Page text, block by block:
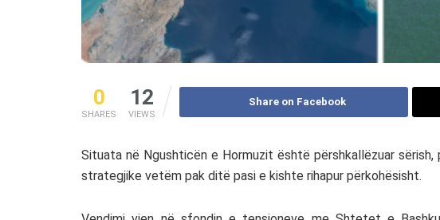
0
SHARES
12
VIEWS
Share on Facebook
Situata në Ngushticën e Hormuzit është përshkallëzuar
strategjike vetëm pak ditë pasi e kishte rihapur përkohësisht.